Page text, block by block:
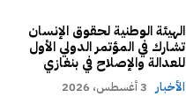
الهيئة الوطنية لحقوق الإنسان
تشارك في المؤتمر الدولي الأول
للعدالة والإصلاح في بنغازي
الأخبار 3 أغسطس، 2026